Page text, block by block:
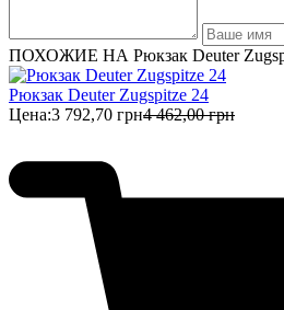
ПОХОЖИЕ НА Рюкзак Deuter
Рюкзак Deuter Zugspitze 24
Цена:3 792,70 грн4 462,00 грн